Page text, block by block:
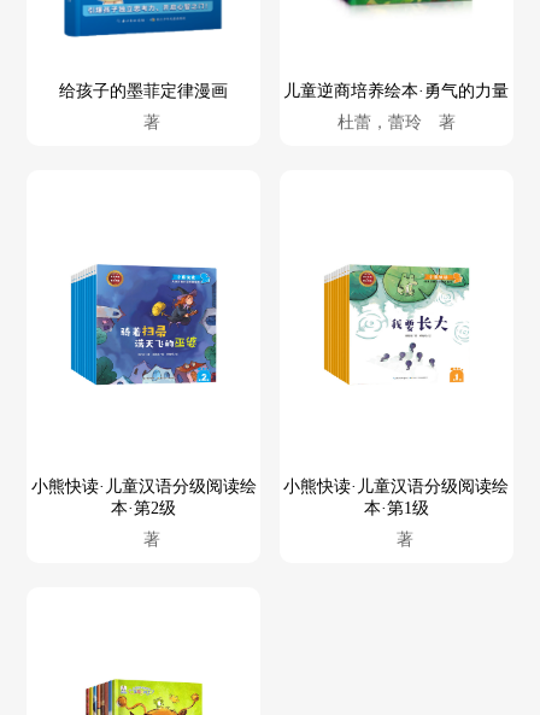
给孩子的墨菲定律漫画
著
儿童逆商培养绘本·勇气的力量
杜蕾，蕾玲 著
小熊快读·儿童汉语分级阅读绘
本·第2级
著
小熊快读·儿童汉语分级阅读绘
本·第1级
著